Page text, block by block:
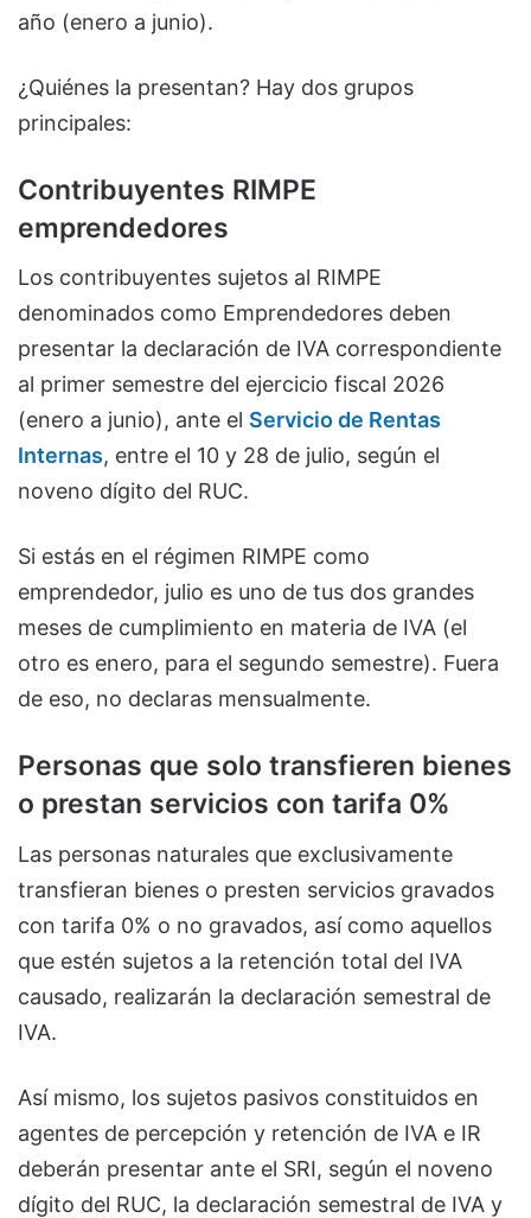
año (enero a junio).
¿Quiénes la presentan? Hay dos grupos
principales:
Contribuyentes RIMPE
emprendedores
Los contribuyentes sujetos al RIMPE
denominados como Emprendedores deben
presentar la declaración de IVA correspondiente
al primer semestre del ejercicio fiscal 2026
(enero a junio), ante el Servicio de Rentas
Internas, entre el 10 y 28 de julio, según el
noveno dígito del RUC.
Si estás en el régimen RIMPE como
emprendedor, julio es uno de tus dos grandes
meses de cumplimiento en materia de IVA (el
otro es enero, para el segundo semestre). Fuera
de eso, no declaras mensualmente.
Personas que solo transfieren bienes
o prestan servicios con tarifa 0%
Las personas naturales que exclusivamente
transfieran bienes o presten servicios gravados
con tarifa 0% o no gravados, así como aquellos
que estén sujetos a la retención total del IVA
causado, realizarán la declaración semestral de
IVA.
Así mismo, los sujetos pasivos constituidos en
agentes de percepción y retención de IVA e IR
deberán presentar ante el SRI, según el noveno
dígito del RUC, la declaración semestral de IVA y